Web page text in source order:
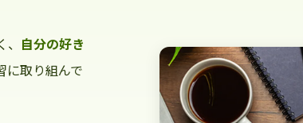
自分の好き
に取り組んで